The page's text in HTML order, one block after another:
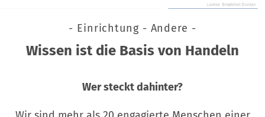
- Einrichtung - Andere -
Wissen ist die Basis von Handeln
Wer steckt dahinter?